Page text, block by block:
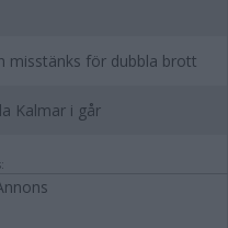
misstänks för dubbla brott
Kalmar i går